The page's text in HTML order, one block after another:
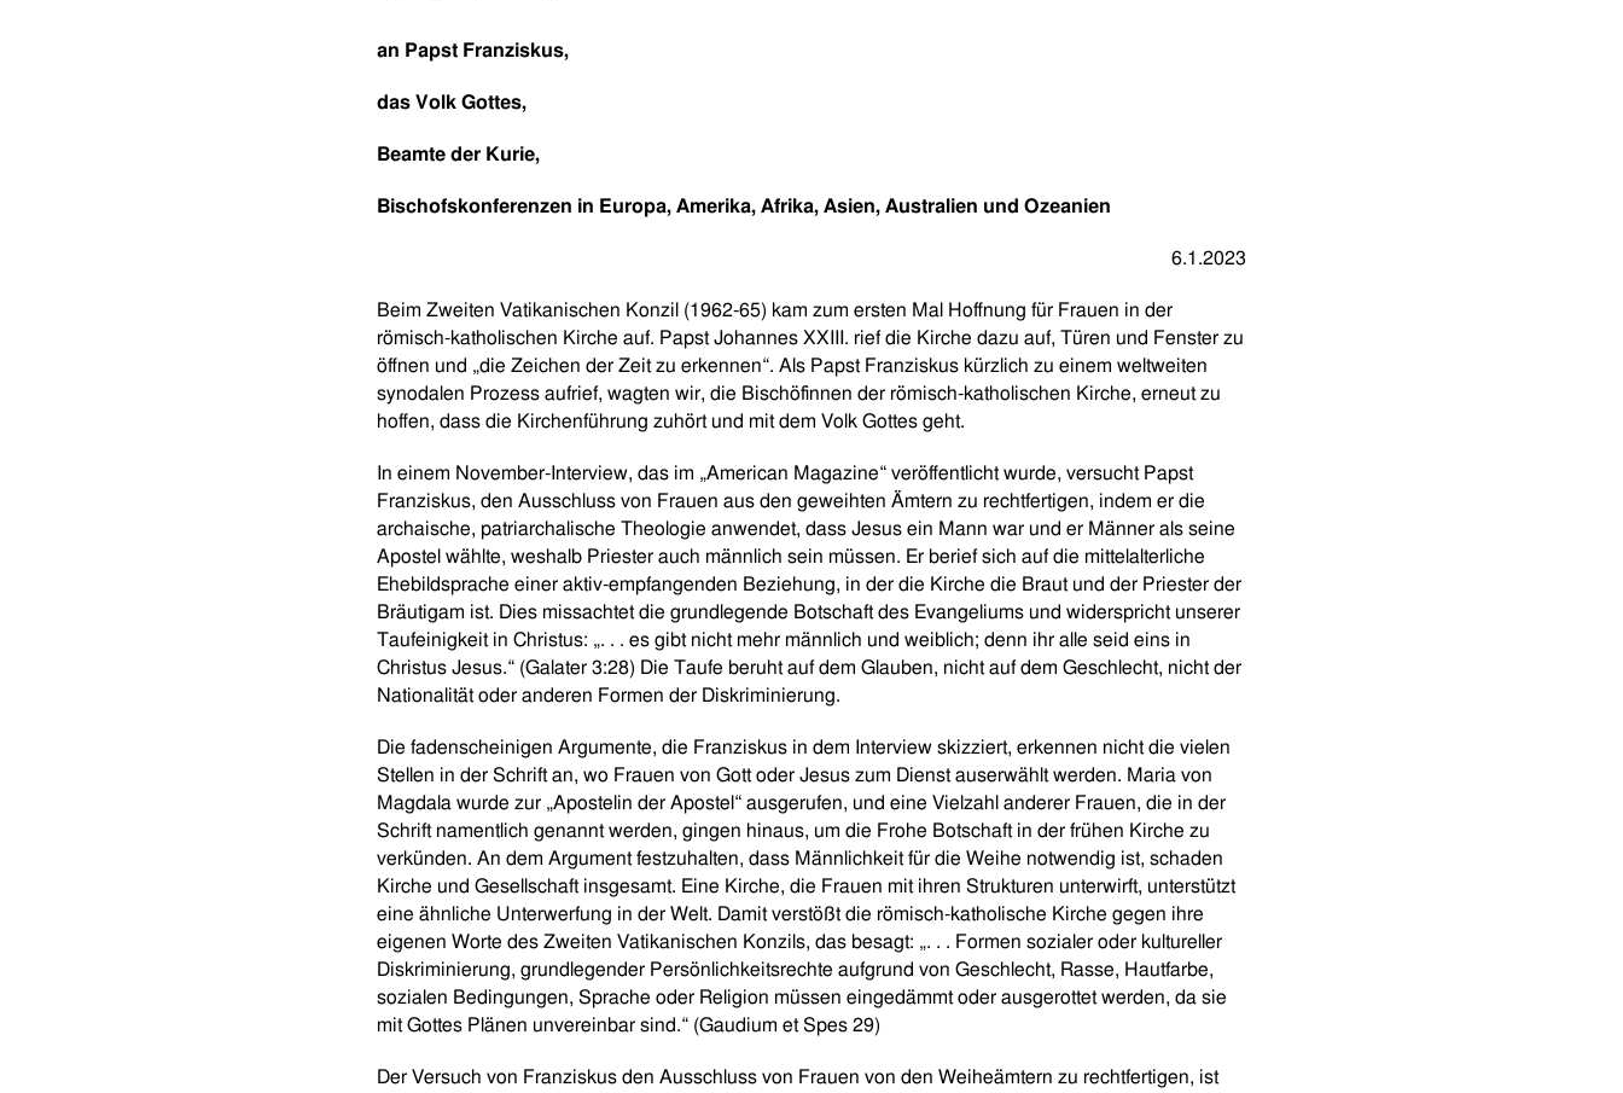
an Papst Franziskus,
das Volk Gottes,
Beamte der Kurie,
Bischofskonferenzen in Europa, Amerika, Afrika, Asien, Australien und Ozeanien
6.1.2023
Beim Zweiten Vatikanischen Konzil (1962-65) kam zum ersten Mal Hoffnung für Frauen in der
römisch-katholischen Kirche auf. Papst Johannes XXIII. rief die Kirche dazu auf, Türen und Fenster zu
öffnen und „die Zeichen der Zeit zu erkennen“. Als Papst Franziskus kürzlich zu einem weltweiten
synodalen Prozess aufrief, wagten wir, die Bischöfinnen der römisch-katholischen Kirche, erneut zu
hoffen, dass die Kirchenführung zuhört und mit dem Volk Gottes geht.
In einem November-Interview, das im „American Magazine“ veröffentlicht wurde, versucht Papst
Franziskus, den Ausschluss von Frauen aus den geweihten Ämtern zu rechtfertigen, indem er die
archaische, patriarchalische Theologie anwendet, dass Jesus ein Mann war und er Männer als seine
Apostel wählte, weshalb Priester auch männlich sein müssen. Er berief sich auf die mittelalterliche
Ehebildsprache einer aktiv-empfangenden Beziehung, in der die Kirche die Braut und der Priester der
Bräutigam ist. Dies missachtet die grundlegende Botschaft des Evangeliums und widerspricht unserer
Taufeinigkeit in Christus: „. . . es gibt nicht mehr männlich und weiblich; denn ihr alle seid eins in
Christus Jesus.“ (Galater 3:28) Die Taufe beruht auf dem Glauben, nicht auf dem Geschlecht, nicht der
Nationalität oder anderen Formen der Diskriminierung.
Die fadenscheinigen Argumente, die Franziskus in dem Interview skizziert, erkennen nicht die vielen
Stellen in der Schrift an, wo Frauen von Gott oder Jesus zum Dienst auserwählt werden. Maria von
Magdala wurde zur „Apostelin der Apostel“ ausgerufen, und eine Vielzahl anderer Frauen, die in der
Schrift namentlich genannt werden, gingen hinaus, um die Frohe Botschaft in der frühen Kirche zu
verkünden. An dem Argument festzuhalten, dass Männlichkeit für die Weihe notwendig ist, schaden
Kirche und Gesellschaft insgesamt. Eine Kirche, die Frauen mit ihren Strukturen unterwirft, unterstützt
eine ähnliche Unterwerfung in der Welt. Damit verstößt die römisch-katholische Kirche gegen ihre
eigenen Worte des Zweiten Vatikanischen Konzils, das besagt: „. . . Formen sozialer oder kultureller
Diskriminierung, grundlegender Persönlichkeitsrechte aufgrund von Geschlecht, Rasse, Hautfarbe,
sozialen Bedingungen, Sprache oder Religion müssen eingedämmt oder ausgerottet werden, da sie
mit Gottes Plänen unvereinbar sind.“ (Gaudium et Spes 29)
Der Versuch von Franziskus den Ausschluss von Frauen von den Weiheämtern zu rechtfertigen, ist